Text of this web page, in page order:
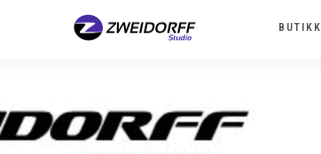
BUTIKK